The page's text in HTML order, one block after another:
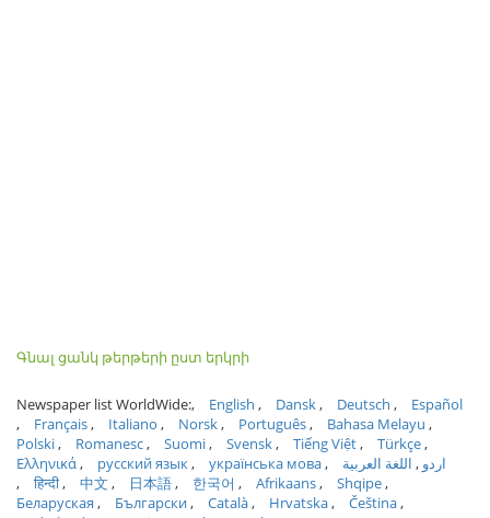
Գնալ ցանկ թերթերի ըստ երկրի
Newspaper list WorldWide: English Dansk Deutsch
Español
Français
Italiano Norsk Português
Bahasa Melayu
Polski
Romanesc Suomi Svensk Tiếng Việt
Türkçe
Ελληνικά
русский язык українська мова اردو
اللغة العربية
हिन्दी
中文 日本語 한국어 Afrikaans
Shqipe
Беларуская
Български Català Hrvatska
Čeština